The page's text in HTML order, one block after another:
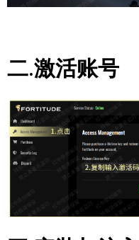
二.激活账号